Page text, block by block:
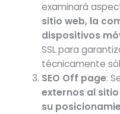
examinará
sitio web, la
dispositivos
SSL para
técnicamente
SEO Off page:
externos al
su